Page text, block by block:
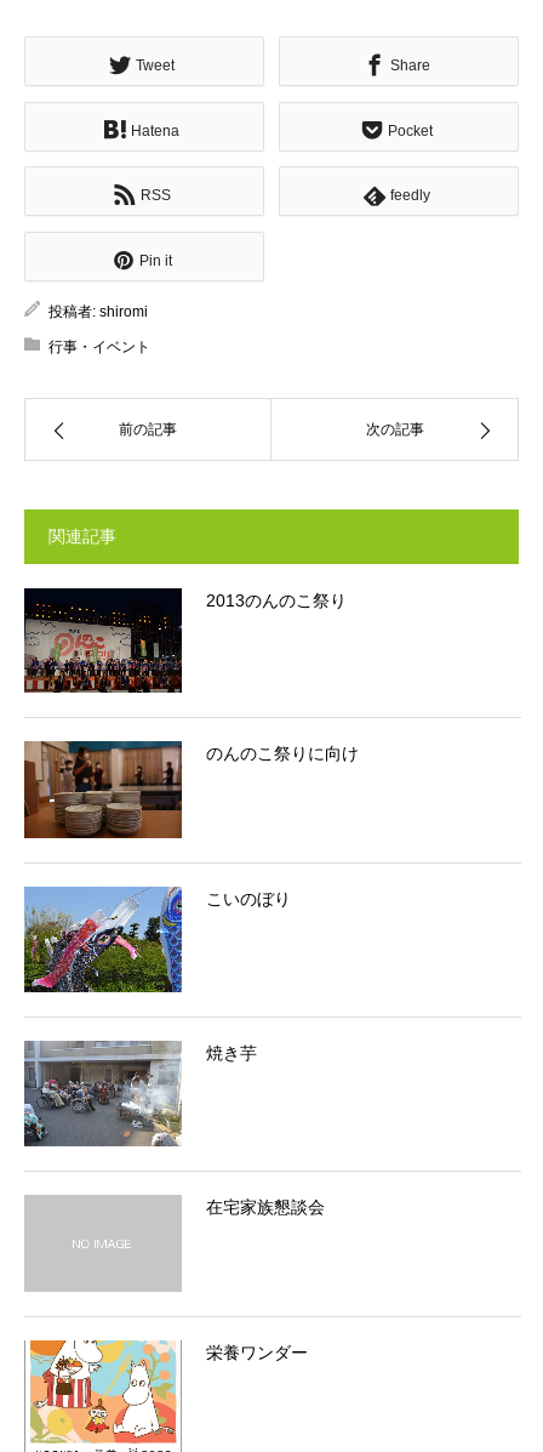
Tweet Share
Hatena Pocket
RSS feedly
Pin it
投稿者: shiromi
行事・イベント
前の記事 次の記事
関連記事
2013のんのこ祭り
のんのこ祭りに向け
こいのぼり
焼き芋
在宅家族懇談会
栄養ワンダー